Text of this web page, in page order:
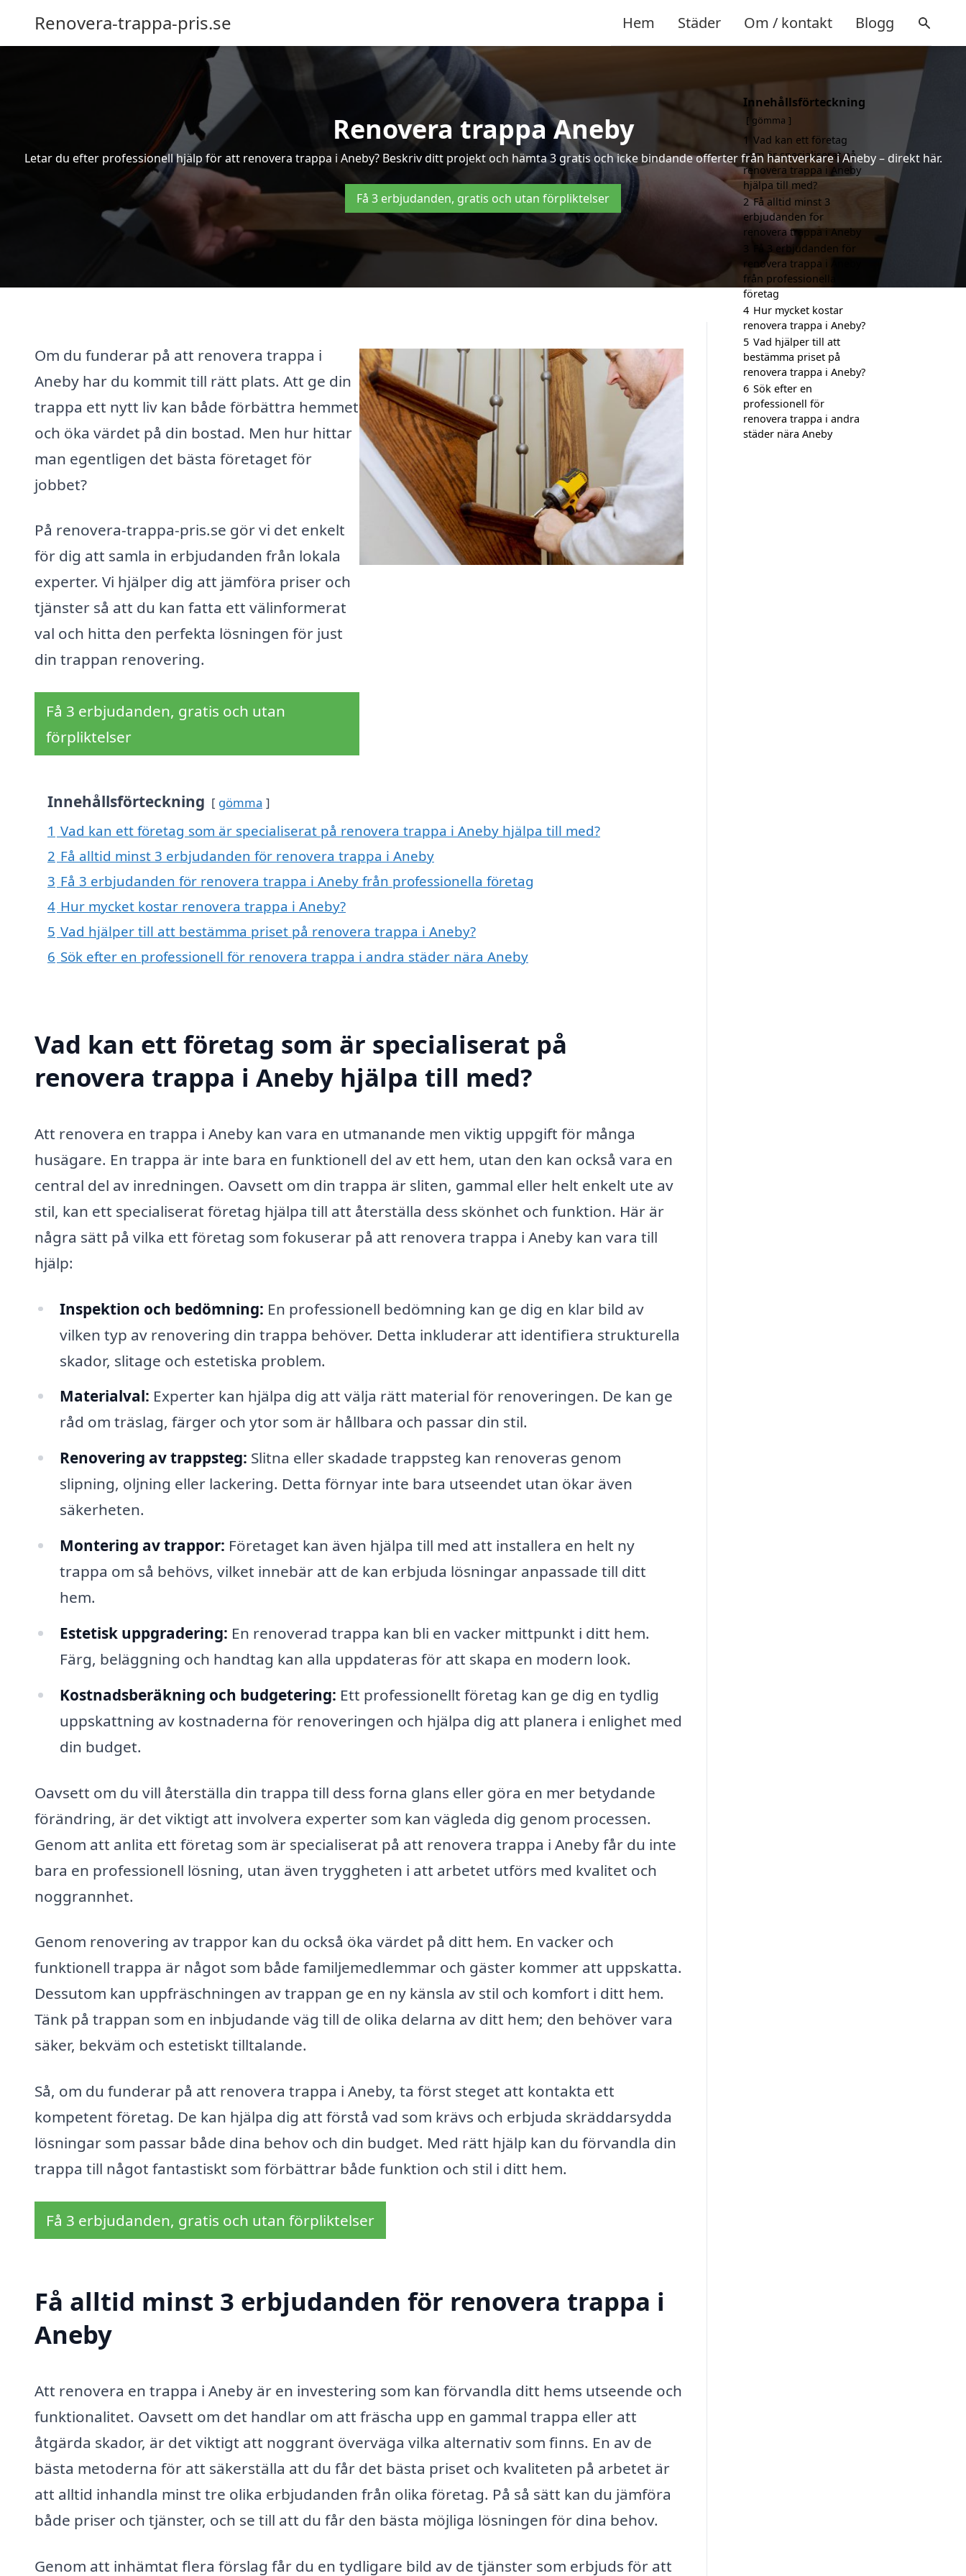
Renovera-trappa-pris.se Hem Städer Om / kontakt Blogg
Renovera trappa Aneby
Letar du efter professionell hjälp för att renovera trappa i Aneby? Beskriv ditt projekt och hämta 3 gratis och icke bindande offerter från hantverkare i Aneby – direkt här.
Få 3 erbjudanden, gratis och utan förpliktelser
Om du funderar på att renovera trappa i
Aneby har du kommit till rätt plats. Att ge din
trappa ett nytt liv kan både förbättra hemmet
och öka värdet på din bostad. Men hur hittar
man egentligen det bästa företaget för
jobbet?
På renovera-trappa-pris.se gör vi det enkelt
för dig att samla in erbjudanden från lokala
experter. Vi hjälper dig att jämföra priser och
tjänster så att du kan fatta ett välinformerat
val och hitta den perfekta lösningen för just
din trappan renovering.
Få 3 erbjudanden, gratis och utan
förpliktelser
Innehållsförteckning gömma
1 Vad kan ett företag som är specialiserat på renovera trappa i Aneby hjälpa till med?
2 Få alltid minst 3 erbjudanden för renovera trappa i Aneby
3 Få 3 erbjudanden för renovera trappa i Aneby från professionella företag
4 Hur mycket kostar renovera trappa i Aneby?
5 Vad hjälper till att bestämma priset på renovera trappa i Aneby?
6 Sök efter en professionell för renovera trappa i andra städer nära Aneby
Vad kan ett företag som är specialiserat på
renovera trappa i Aneby hjälpa till med?
Att renovera en trappa i Aneby kan vara en utmanande men viktig uppgift för många
husägare. En trappa är inte bara en funktionell del av ett hem, utan den kan också vara en
central del av inredningen. Oavsett om din trappa är sliten, gammal eller helt enkelt ute av
stil, kan ett specialiserat företag hjälpa till att återställa dess skönhet och funktion. Här är
några sätt på vilka ett företag som fokuserar på att renovera trappa i Aneby kan vara till
hjälp:
Inspektion och bedömning: En professionell bedömning kan ge dig en klar bild av
vilken typ av renovering din trappa behöver. Detta inkluderar att identifiera strukturella
skador, slitage och estetiska problem.
Materialval: Experter kan hjälpa dig att välja rätt material för renoveringen. De kan ge
råd om träslag, färger och ytor som är hållbara och passar din stil.
Renovering av trappsteg: Slitna eller skadade trappsteg kan renoveras genom
slipning, oljning eller lackering. Detta förnyar inte bara utseendet utan ökar även
säkerheten.
Montering av trappor: Företaget kan även hjälpa till med att installera en helt ny
trappa om så behövs, vilket innebär att de kan erbjuda lösningar anpassade till ditt
hem.
Estetisk uppgradering: En renoverad trappa kan bli en vacker mittpunkt i ditt hem.
Färg, beläggning och handtag kan alla uppdateras för att skapa en modern look.
Kostnadsberäkning och budgetering: Ett professionellt företag kan ge dig en tydlig
uppskattning av kostnaderna för renoveringen och hjälpa dig att planera i enlighet med
din budget.
Oavsett om du vill återställa din trappa till dess forna glans eller göra en mer betydande
förändring, är det viktigt att involvera experter som kan vägleda dig genom processen.
Genom att anlita ett företag som är specialiserat på att renovera trappa i Aneby får du inte
bara en professionell lösning, utan även tryggheten i att arbetet utförs med kvalitet och
noggrannhet.
Genom renovering av trappor kan du också öka värdet på ditt hem. En vacker och
funktionell trappa är något som både familjemedlemmar och gäster kommer att uppskatta.
Dessutom kan uppfräschningen av trappan ge en ny känsla av stil och komfort i ditt hem.
Tänk på trappan som en inbjudande väg till de olika delarna av ditt hem; den behöver vara
säker, bekväm och estetiskt tilltalande.
Så, om du funderar på att renovera trappa i Aneby, ta först steget att kontakta ett
kompetent företag. De kan hjälpa dig att förstå vad som krävs och erbjuda skräddarsydda
lösningar som passar både dina behov och din budget. Med rätt hjälp kan du förvandla din
trappa till något fantastiskt som förbättrar både funktion och stil i ditt hem.
Få 3 erbjudanden, gratis och utan förpliktelser
Få alltid minst 3 erbjudanden för renovera trappa i
Aneby
Att renovera en trappa i Aneby är en investering som kan förvandla ditt hems utseende och
funktionalitet. Oavsett om det handlar om att fräscha upp en gammal trappa eller att
åtgärda skador, är det viktigt att noggrant överväga vilka alternativ som finns. En av de
bästa metoderna för att säkerställa att du får det bästa priset och kvaliteten på arbetet är
att alltid inhandla minst tre olika erbjudanden från olika företag. På så sätt kan du jämföra
både priser och tjänster, och se till att du får den bästa möjliga lösningen för dina behov.
Genom att inhämtat flera förslag får du en tydligare bild av de tjänster som erbjuds för att
Innehållsförteckning
gömma
1 Vad kan ett företag
som är specialiserat på
renovera trappa i Aneby
hjälpa till med?
2 Få alltid minst 3
erbjudanden för
renovera trappa i Aneby
3
Få 3 erbjudanden för
renovera trappa i Aneby
från professionella
företag
4 Hur mycket kostar
renovera trappa i Aneby?
5 Vad hjälper till att
bestämma priset på
renovera trappa i Aneby?
6 Sök efter en
professionell för
renovera trappa i andra
städer nära Aneby